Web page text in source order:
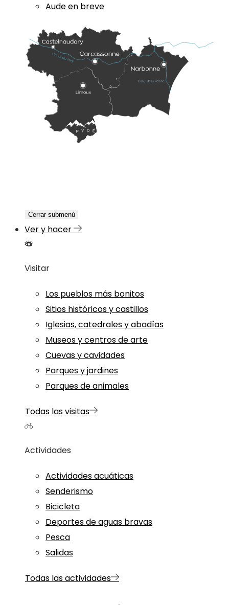
Aude en breve
Cerrar submenú
Ver y hacer
Visitar
Los pueblos más bonitos
Sitios históricos y castillos
Iglesias, catedrales y abadías
Museos y centros de arte
Cuevas y cavidades
Parques y jardines
Parques de animales
Todas las visitas
Actividades
Actividades acuáticas
Senderismo
Bicicleta
Deportes de aguas bravas
Pesca
Salidas
Todas las actividades